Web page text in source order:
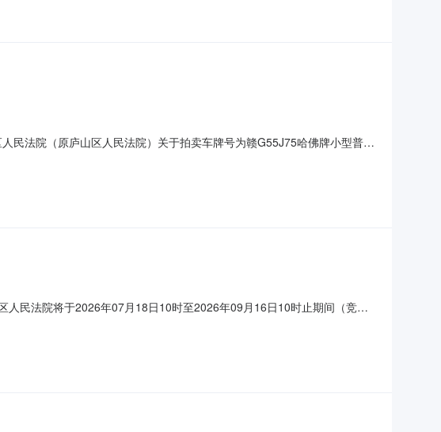
民法院（原庐山区人民法院）关于拍卖车牌号为赣G55J75哈佛牌小型普通
下：一、拍卖标的：车牌号为赣G55J75哈佛牌小型普
民法院将于2026年07月18日10时至2026年09月16日10时止期间（竞价
证号：浔168989，建筑面积：120.9㎡，